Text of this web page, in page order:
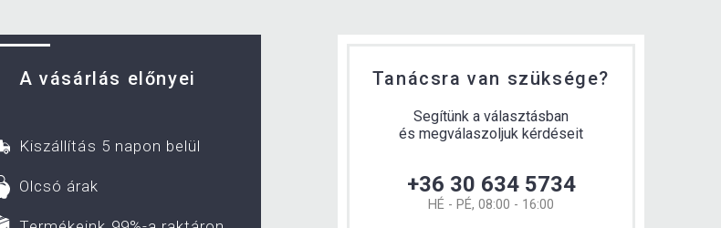
A vásárlás előnyei
Kiszállítás 5 napon belül
Olcsó árak
Tanácsra van szüksége?
Segítünk a választásban
és megválaszoljuk kérdéseit
+36 30 634 5734
HÉ - PÉ, 08:00 - 16:00